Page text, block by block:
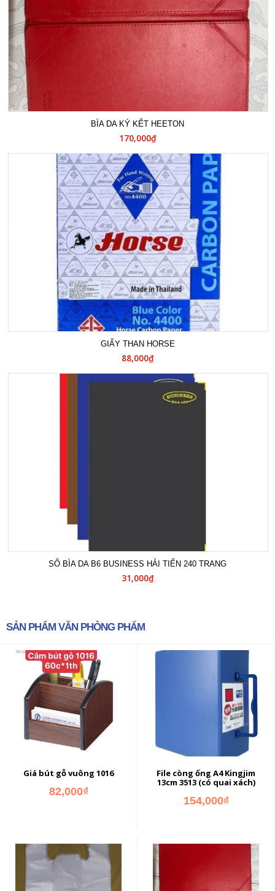
BÌA DA KÝ KẾT HEETON
170,000₫
GIẤY THAN HORSE
88,000₫
SỔ BÌA DA B6 BUSINESS HẢI TIẾN 240 TRANG
31,000₫
SẢN PHẨM VĂN PHÒNG PHẨM
Giá bút gỗ vuông 1016
82,000₫
ADD TO CART
File còng ống A4 Kingjim
13cm 3513 (có quai xách)
154,000₫